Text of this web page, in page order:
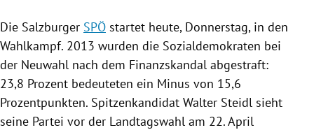
Untermenü
Die Salzburger SPÖ startet heute, Donnerstag, in den
Wahlkampf. 2013 wurden die Sozialdemokraten bei
der Neuwahl nach dem Finanzskandal abgestraft:
23,8 Prozent bedeuteten ein Minus von 15,6
Prozentpunkten. Spitzenkandidat Walter Steidl sieht
seine Partei vor der Landtagswahl am 22. April